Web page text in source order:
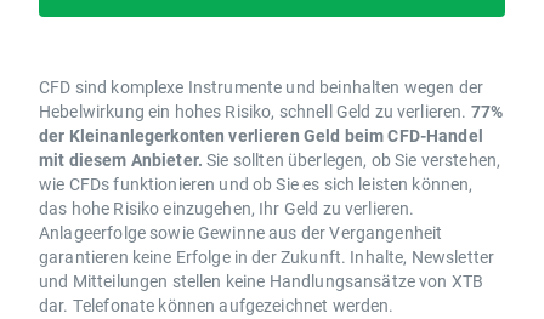
CFD sind komplexe Instrumente und beinhalten wegen der
Hebelwirkung ein hohes Risiko, schnell Geld zu verlieren. 77%
der Kleinanlegerkonten verlieren Geld beim CFD-Handel
mit diesem Anbieter. Sie sollten überlegen, ob Sie verstehen,
wie CFDs funktionieren und ob Sie es sich leisten können,
das hohe Risiko einzugehen, Ihr Geld zu verlieren.
Anlageerfolge sowie Gewinne aus der Vergangenheit
garantieren keine Erfolge in der Zukunft. Inhalte, Newsletter
und Mitteilungen stellen keine Handlungsansätze von XTB
dar. Telefonate können aufgezeichnet werden.